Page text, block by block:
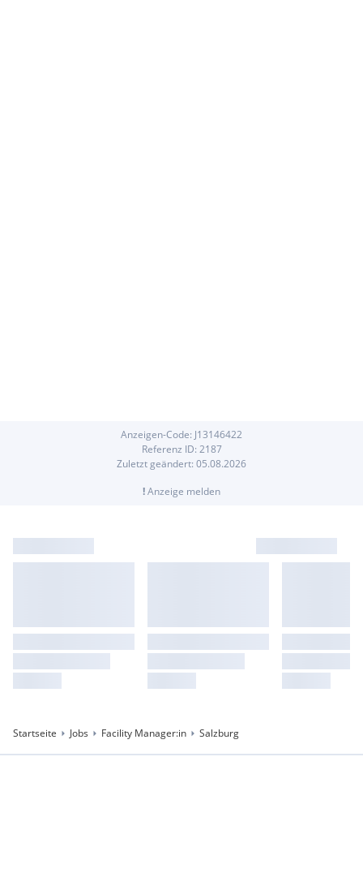
Anzeigen-Code: J13146422
Referenz ID: 2187
Zuletzt geändert: 05.08.2026
!Anzeige melden
Startseite Jobs Facility Manager:in Salzburg